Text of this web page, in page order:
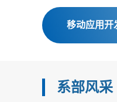
移动应用开
系部风采